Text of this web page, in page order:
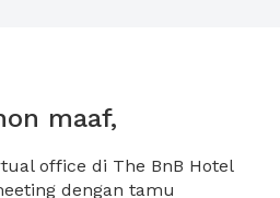
maaf,
office di The BnB Hotel
dengan tamu